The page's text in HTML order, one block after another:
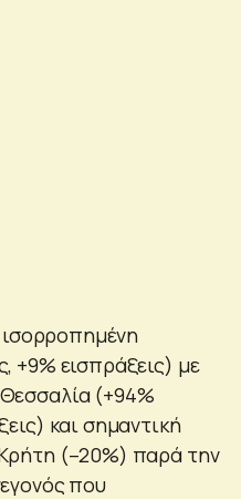
ισορροπημένη
+9% εισπράξεις) με
(+94%
και σημαντική
(–20%) παρά την
που